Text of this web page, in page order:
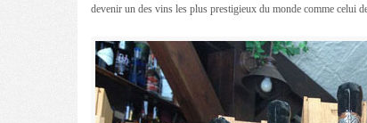
devenir un des vins les plus prestigieux du monde comme celui